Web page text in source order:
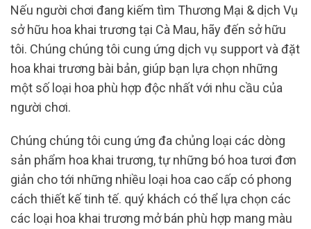
Nếu người chơi đang kiếm tìm Thương Mại & dịch Vụ
sở hữu hoa khai trương tại Cà Mau, hãy đến sở hữu
tôi. Chúng chúng tôi cung ứng dịch vụ support và đặt
hoa khai trương bài bản, giúp bạn lựa chọn những
một số loại hoa phù hợp độc nhất với nhu cầu của
người chơi.
Chúng chúng tôi cung ứng đa chủng loại các dòng
sản phẩm hoa khai trương, tự những bó hoa tươi đơn
giản cho tới những nhiều loại hoa cao cấp có phong
cách thiết kế tinh tế. quý khách có thể lựa chọn các
các loại hoa khai trương mở bán phù hợp mang màu